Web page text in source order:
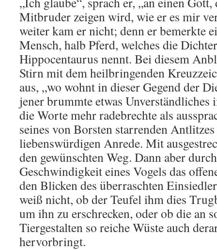
Mitbruder zeigen wird, wie er es mir
weiter kam er nicht; denn er bemerkte
Mensch, halb Pferd, welches die
Hippocentaurus nennt. Bei diesem
Stirn mit dem heilbringenden
aus, „wo wohnt in dieser Gegend der
jener brummte etwas Unverständliches
die Worte mehr radebrechte als
seines von Borsten starrenden
liebenswürdigen Anrede. Mit
den gewünschten Weg. Dann aber
Geschwindigkeit eines Vogels das
den Blicken des überraschten
weiß nicht, ob der Teufel ihm dies
um ihn zu erschrecken, oder ob die an
Tiergestalten so reiche Wüste auch
hervorbringt.